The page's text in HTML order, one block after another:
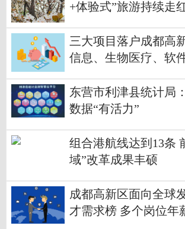
+体验式”旅游持续走
三大项目落户成都高
信息、生物医疗、软
东营市利津县统计局
数据“有活力”
组合港航线达到13条
域”改革成果丰硕
成都高新区面向全球
才需求榜 多个岗位年